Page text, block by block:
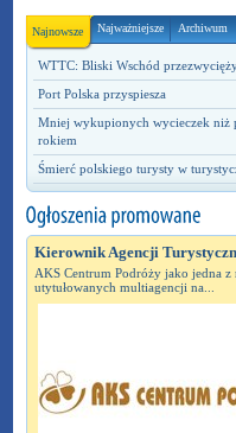
Najnowsze Najważniejsze Archiwum
WTTC: Bliski Wschód
Port Polska przyspiesza
Mniej wykupionych wycieczek niż
rokiem
Śmierć polskiego turysty w
Kierownik Agencji
AKS Centrum Podróży jako jedna z
utytułowanych multiagencji na...